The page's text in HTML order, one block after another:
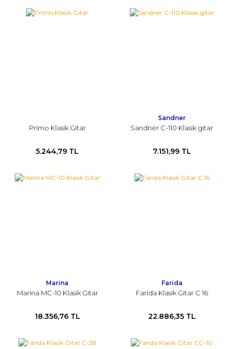
Primo Klasik Gitar
5.244,79 TL
Sandner
Sandner C-110 Klasik gitar
7.151,99 TL
Marina
Marina MC-10 Klasik Gitar
18.356,76 TL
Farida
Farida Klasik Gitar C 16
22.886,35 TL